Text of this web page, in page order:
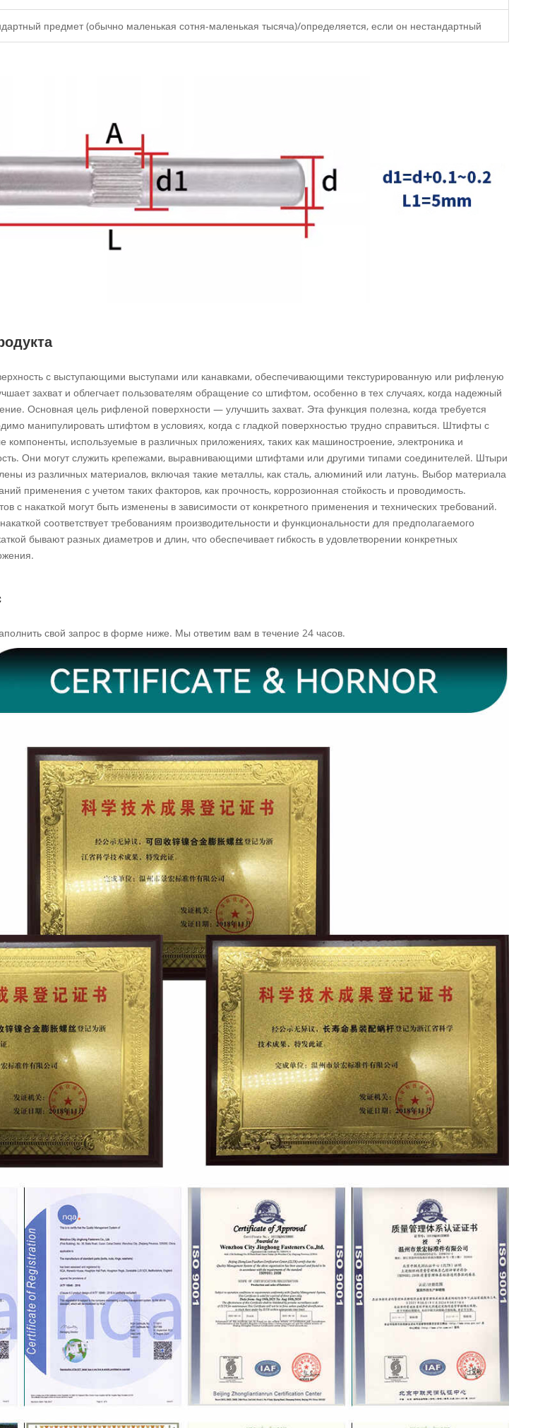
предмет (обычно маленькая сотня-маленькая тысяча)/определяется, если он нестандартный
с выступающими выступами или канавками, обеспечивающими текстурированную или рифленую
захват и облегчает пользователям обращение со штифтом, особенно в тех случаях, когда надежный
Основная цель рифленой поверхности — улучшить захват. Эта функция полезна, когда требуется
манипулировать штифтом в условиях, когда с гладкой поверхностью трудно справиться. Штифты с
компоненты, используемые в различных приложениях, таких как машиностроение, электроника и
Они могут служить крепежами, выравнивающими штифтами или другими типами соединителей. Штыри
из различных материалов, включая такие металлы, как сталь, алюминий или латунь. Выбор материала
применения с учетом таких факторов, как прочность, коррозионная стойкость и проводимость.
с накаткой могут быть изменены в зависимости от конкретного применения и технических требований.
соответствует требованиям производительности и функциональности для предполагаемого
бывают разных диаметров и длин, что обеспечивает гибкость в удовлетворении конкретных
свой запрос в форме ниже. Мы ответим вам в течение 24 часов.